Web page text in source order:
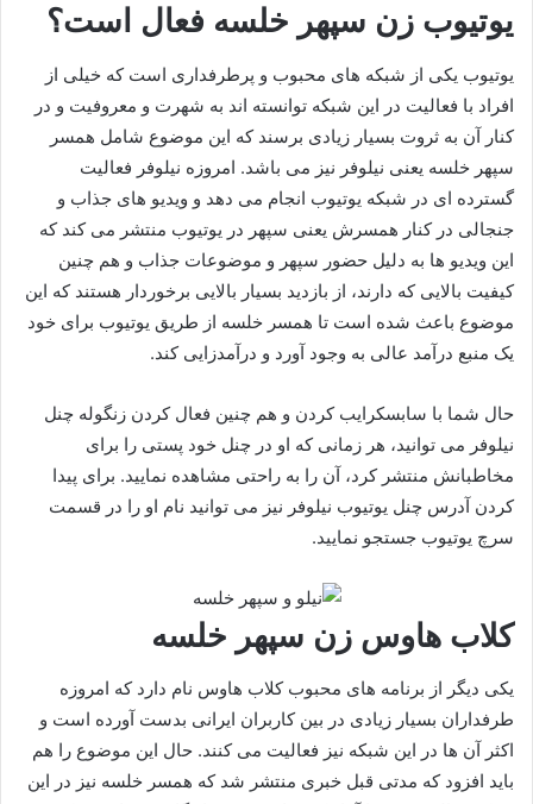
یوتیوب زن سپهر خلسه فعال است؟
یوتیوب یکی از شبکه های محبوب و پرطرفداری است که خیلی از
افراد با فعالیت در این شبکه توانسته اند به شهرت و معروفیت و در
کنار آن به ثروت بسیار زیادی برسند که این موضوع شامل همسر
سپهر خلسه یعنی نیلوفر نیز می‌ باشد. امروزه نیلوفر فعالیت
گسترده ای در شبکه یوتیوب انجام می دهد و ویدیو های جذاب و
جنجالی در کنار همسرش یعنی سپهر در یوتیوب منتشر می‌ کند که
این ویدیو ها به دلیل حضور سپهر و موضوعات جذاب و هم چنین
کیفیت بالایی که دارند، از بازدید بسیار بالایی برخوردار هستند که این
موضوع باعث شده است تا همسر خلسه از طریق یوتیوب برای خود
یک منبع درآمد عالی به وجود آورد و درآمدزایی کند.
حال شما با سابسکرایب کردن و هم چنین فعال کردن زنگوله چنل
نیلوفر می توانید، هر زمانی که او در چنل خود پستی را برای
مخاطبانش منتشر کرد، آن را به راحتی مشاهده نمایید. برای پیدا
کردن آدرس چنل یوتیوب نیلوفر نیز می توانید نام او را در قسمت
سرچ یوتیوب جستجو نمایید.
کلاب هاوس زن سپهر خلسه
یکی دیگر از برنامه‌ های محبوب کلاب هاوس نام دارد که امروزه
طرفداران بسیار زیادی در بین کاربران ایرانی بدست آورده است و
اکثر آن ها در این شبکه نیز فعالیت می‌ کنند. حال این موضوع را هم
باید افزود که مدتی قبل خبری منتشر شد که همسر خلسه نیز در این